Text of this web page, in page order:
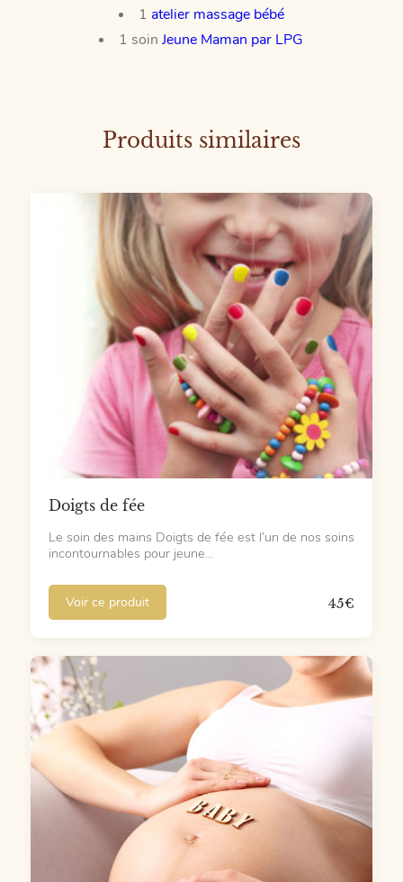
1 atelier massage bébé
1 soinJeune Maman par LPG
Produits similaires
Doigts de fée
Le soin des mains Doigts de fée est l’un de nos soins
incontournables pour jeune…
Voir ce produit 45€